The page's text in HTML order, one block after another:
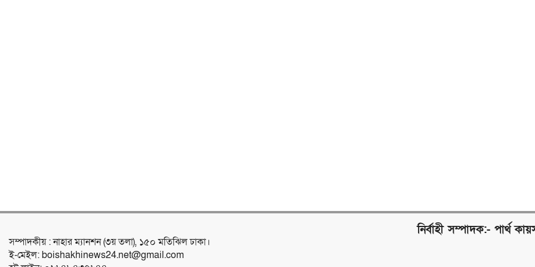
নির্বাহী সম্পাদক:- পার্থ
সম্পাদকীয় : নাহার ম্যানশন (৩য় তলা), ১৫০ মতিঝিল ঢাকা।
ই-মেইল: boishakhinews24.net@gmail.com